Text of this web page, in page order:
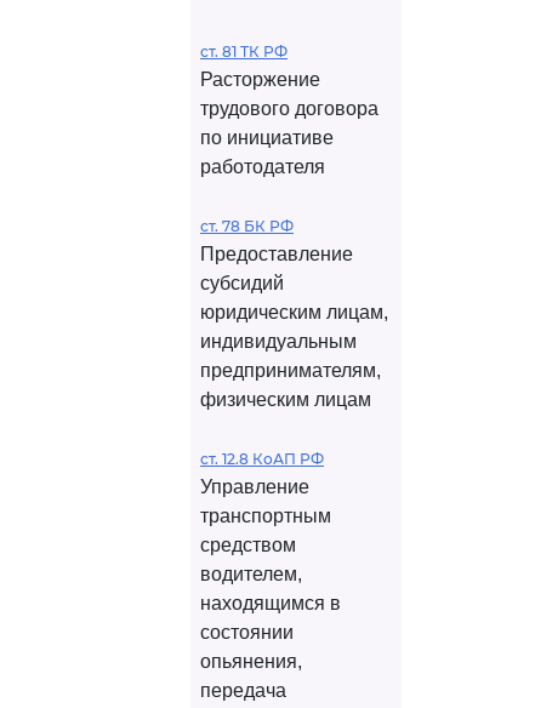
ст. 81 ТК РФ
Расторжение
трудового договора
по инициативе
работодателя
ст. 78 БК РФ
Предоставление
субсидий
юридическим лицам,
индивидуальным
предпринимателям,
физическим лицам
ст. 12.8 КоАП РФ
Управление
транспортным
средством
водителем,
находящимся в
состоянии
опьянения,
передача